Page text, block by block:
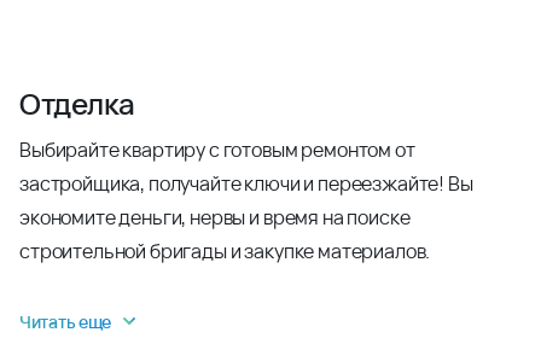
Отделка
Выбирайте квартиру с готовым ремонтом от
застройщика, получайте ключи и переезжайте! Вы
экономите деньги, нервы и время на поиске
строительной бригады и закупке материалов.
Читать еще